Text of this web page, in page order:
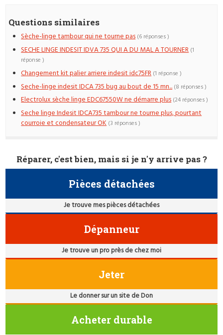
Questions similaires
Sèche-linge tambour qui ne tourne pas (6 réponses )
SECHE LINGE INDESIT IDVA 735 QUI A DU MAL A TOURNER (1
réponse )
Changement kit palier arriere indesit idc75FR (1 réponse )
Seche-linge indesit IDCA 735 bug au bout de 15 mn... (8 réponses )
Electrolux sèche linge EDC67550W ne démarre plus (24 réponses )
Seche linge Indesit IDCA735 tambour ne tourne plus, pourtant
courroie et condensateur OK (3 réponses )
Réparer, c'est bien, mais si je n'y arrive pas ?
Pièces détachées
Je trouve mes pièces détachées
Dépanneur
Je trouve un pro près de chez moi
Jeter
Le donner sur un site de Don
Acheter durable